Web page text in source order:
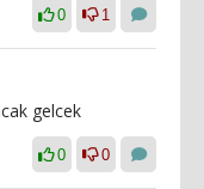
0 1
gelcek
0 0